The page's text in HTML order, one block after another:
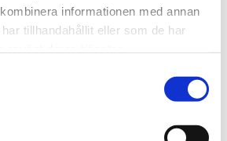
informationen med annan
tillhandahållit eller som de har
clients as well as our society.